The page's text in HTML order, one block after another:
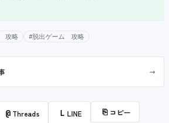
攻略 #脱出ゲーム 攻略
→
@ Threads L LINE ⎘ コピー